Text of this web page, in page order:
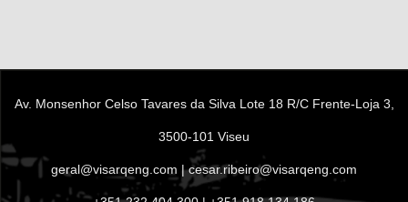
Av. Monsenhor Celso Tavares da Silva Lote 18 R/C Frente-Loja 3,
3500-101 Viseu
geral@visarqeng.com |cesar.ribeiro@visarqeng.com